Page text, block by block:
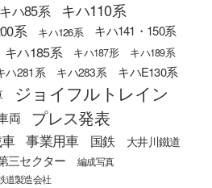
キハ85系 キハ110系
系 キハ126系 キハ141・150系
キハ185系 キハ187形
キハ189系
ハ281系 キハ283系
キハE130系
ジョイフルトレイン
両 プレス発表
事業用車 国鉄 大井川鐵道
三セクター 編成写真
道製造会社